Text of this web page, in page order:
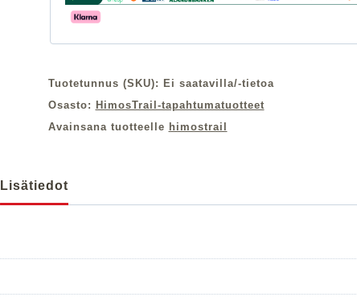
Tuotetunnus (SKU):
Ei saatavilla/-tietoa
Osasto:
HimosTrail-tapahtumatuotteet
Avainsana tuotteelle himostrail
Lisätiedot